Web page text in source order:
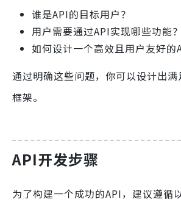
谁是API的目标用户？
用户需要通过API实现哪些功能？
如何设计一个高效且用户友好的
通过明确这些问题，你可以设计出
框架。
API开发步骤
为了构建一个成功的API，建议遵循